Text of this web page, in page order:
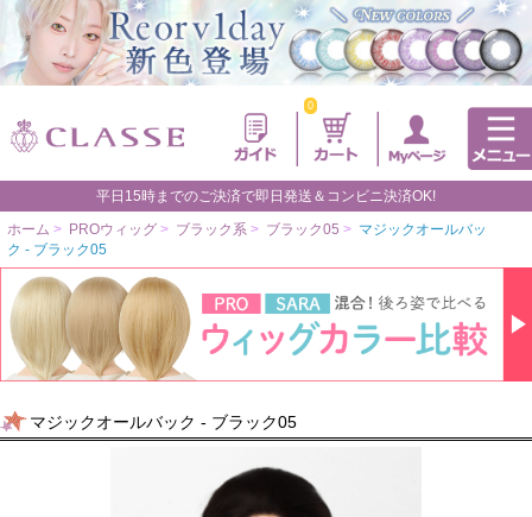
0
平日15時までのご決済で即日発送＆コンビニ決済OK!
ホーム > PROウィッグ > ブラック系 > ブラック05 > マジックオールバッ
ク - ブラック05
マジックオールバック - ブラック05